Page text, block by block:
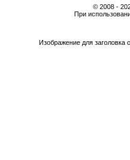
© 2008 -
При
Изображение для